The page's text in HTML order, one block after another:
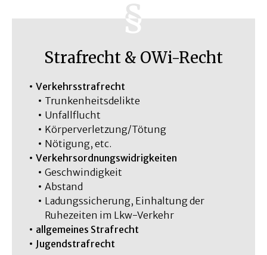
Strafrecht & OWi-Recht
Verkehrsstrafrecht
Trunkenheitsdelikte
Unfallflucht
Körperverletzung/Tötung
Nötigung, etc.
Verkehrsordnungswidrigkeiten
Geschwindigkeit
Abstand
Ladungssicherung, Einhaltung der
Ruhezeiten im Lkw-Verkehr
allgemeines Strafrecht
Jugendstrafrecht